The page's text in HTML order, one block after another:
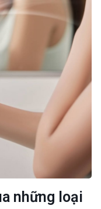
những loại